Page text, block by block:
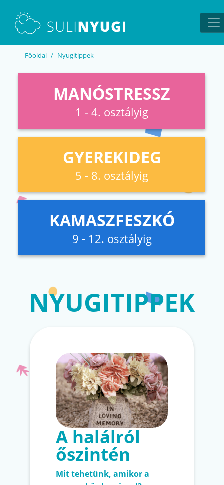
Főoldal Nyugitippek
MANÓSTRESSZ
1 - 4. osztályig
GYEREKIDEG
5 - 8. osztályig
KAMASZFESZKÓ
9 - 12. osztályig
NYUGITIPPEK
A halálról
őszintén
Mit tehetünk, amikor a